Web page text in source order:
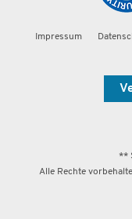
Impressum
**
Alle Rechte